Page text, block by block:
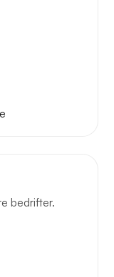
bedrifter.